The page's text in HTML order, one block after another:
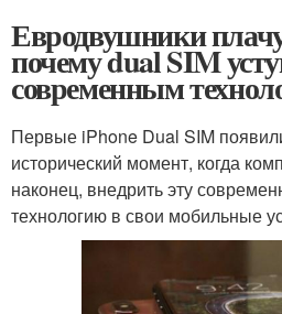
Евродвушники
почему dual SIM
современным
Первые iPhone Dual SIM
исторический момент, когда
наконец, внедрить эту
технологию в свои мобильные